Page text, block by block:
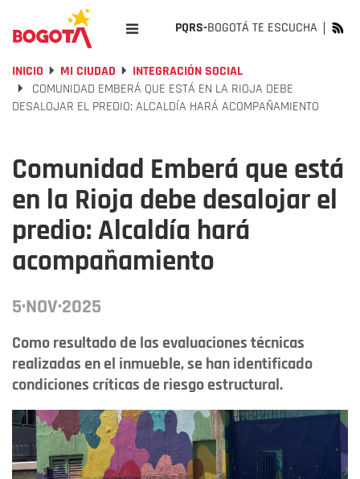
PQRS-BOGOTÁ TE ESCUCHA
INICIO MI CIUDAD
INTEGRACIÓN SOCIAL
COMUNIDAD EMBERÁ QUE ESTÁ EN LA RIOJA DEBE
DESALOJAR EL PREDIO: ALCALDÍA HARÁ ACOMPAÑAMIENTO
Comunidad Emberá que está
en la Rioja debe desalojar el
predio: Alcaldía hará
acompañamiento
5·NOV·2025
​Como resultado de las evaluaciones técnicas
realizadas en el inmueble, se han identificado
condiciones críticas de riesgo estructural.